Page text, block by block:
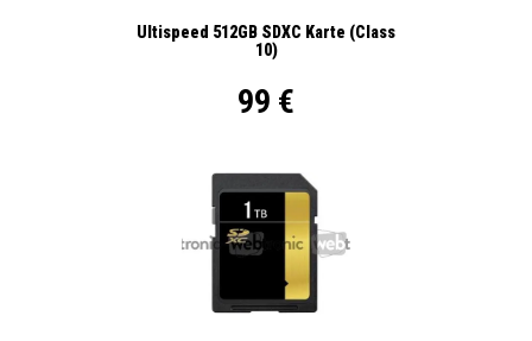
Ultispeed 512GB SDXC Karte (Class
10)
99 €